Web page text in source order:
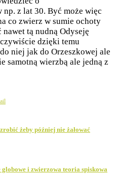
z lat 30. Być może więc
co zwierz w sumie ochoty
tą nudną Odyseję
dzięki temu
niej jak do Orzeszkowej ale
samotną wierzbą ale jedną z
żeby później nie żałować
i zwierzowa teoria spiskowa